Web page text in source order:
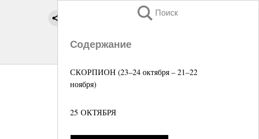
Поиск
Содержание
СКОРПИОН (23–24 октября – 21–22
ноября)
25 ОКТЯБРЯ